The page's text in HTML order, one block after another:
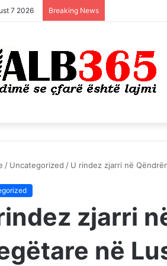
7 2026 Breaking News
/ Uncategorized / U rindez zjarri në
zjarri
në